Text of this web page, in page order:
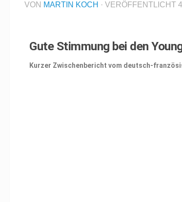
VON MARTIN KOCH · VERÖFFENTLICHT
Gute Stimmung bei den
Kurzer Zwischenbericht vom deutsch-